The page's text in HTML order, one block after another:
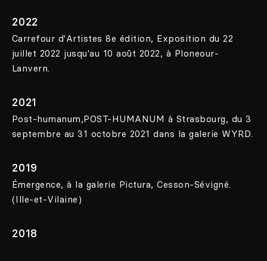
2022
Carrefour d'Artistes 8e édition, Exposition du 22
juillet 2022 jusqu'au 10 août 2022, à Ploneour-
Lanvern.
2021
Post-humanum,POST-HUMANUM à Strasbourg, du 3
septembre au 31 octobre 2021 dans la galerie WYRD.
2019
Émergence, à la galerie Pictura, Cesson-Sévigné.
(Ille-et-Vilaine)
2018